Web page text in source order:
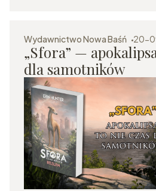
Wydawnictwo Nowa Baśń 20-
„Sfora” —
dla samotników